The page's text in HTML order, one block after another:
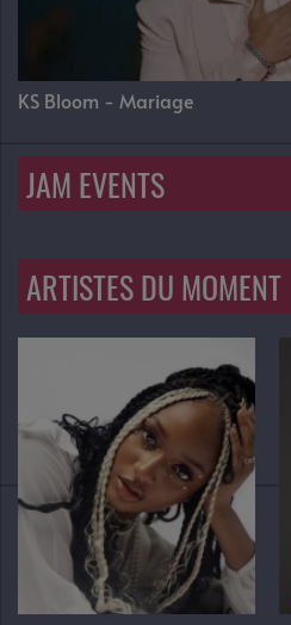
KS Bloom - Mariage
JAM EVENTS
ARTISTES DU MOMENT